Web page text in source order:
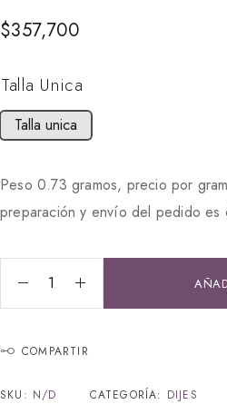
$357,700
Talla Unica
Talla unica
Peso 0.73 gramos, precio por
preparación y envío del pedido es
COMPARTIR
SKU: N/D CATEGORÍA: DIJES